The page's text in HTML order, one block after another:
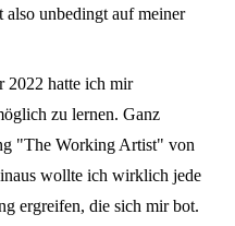
also unbedingt auf meiner
2022 hatte ich mir
zu lernen. Ganz
"The Working Artist" von
wollte ich wirklich jede
ergreifen, die sich mir bot.